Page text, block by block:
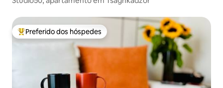
Entre os melhores preferidos dos hóspedes
Preferido dos hóspedes